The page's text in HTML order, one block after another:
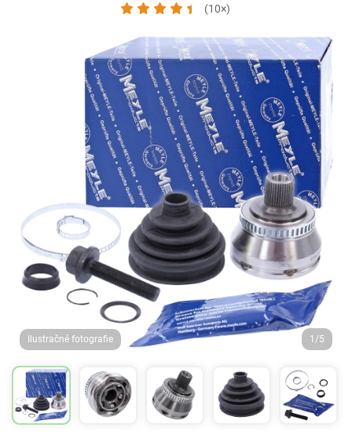
(10×)
Ilustračné fotografie 1/5